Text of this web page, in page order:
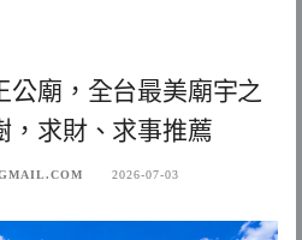
公廟，全台最美廟宇之
，求財、求事推薦
2026-07-03